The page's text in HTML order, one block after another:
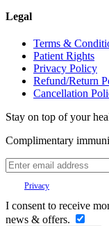
Legal
Terms &
Patient Rights
Privacy Policy
Refund/Return
Cancellation
Stay on top of your
Complimentary
Privacy
I consent to receive
news & offers.